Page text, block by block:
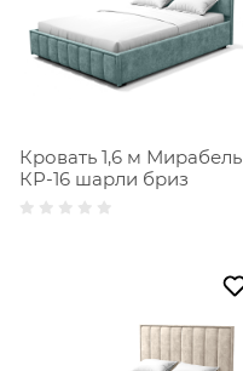
Кровать 1,6 м Мирабель
КР-16 шарли бриз